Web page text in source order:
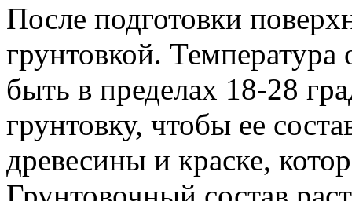
После подготовки
грунтовкой.
быть в пределах 18-28
грунтовку, чтобы ее
древесины и краске,